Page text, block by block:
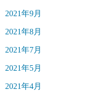
2021年9月
2021年8月
2021年7月
2021年5月
2021年4月